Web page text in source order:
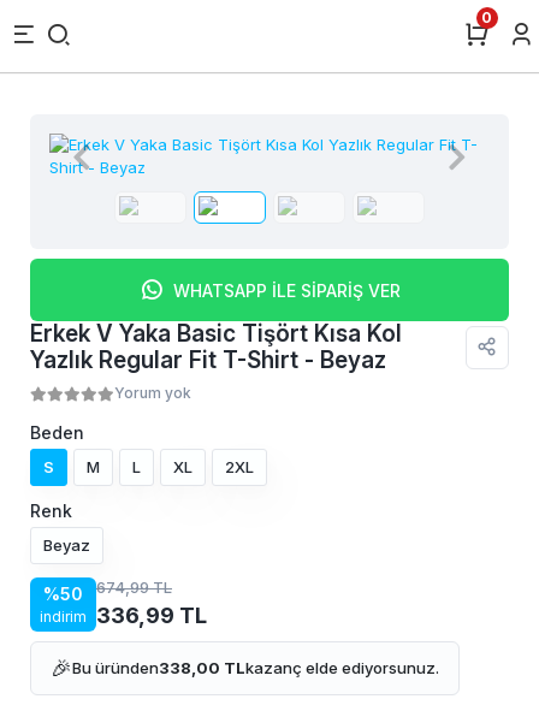
0
WHATSAPP İLE SİPARİŞ VER
Erkek V Yaka Basic Tişört Kısa Kol
Yazlık Regular Fit T-Shirt - Beyaz
Yorum yok
Beden
S M L XL 2XL
Renk
Beyaz
%50
indirim
674,99 TL
336,99 TL
🎉Bu üründen338,00 TLkazanç elde ediyorsunuz.